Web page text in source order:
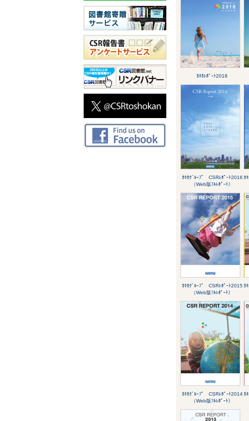
ｶﾈｶﾚﾎﾟｰﾄ2018
ｶﾈｶｸﾞﾙｰﾌﾟ CSRﾚﾎﾟｰﾄ2016
（Web版ﾌﾙﾚﾎﾟｰﾄ）
ｶ
ｶﾈｶｸﾞﾙｰﾌﾟ CSRﾚﾎﾟｰﾄ2015
（Web版ﾌﾙﾚﾎﾟｰﾄ）
ｶ
ｶﾈｶｸﾞﾙｰﾌﾟ CSRﾚﾎﾟｰﾄ2014
（Web版ﾌﾙﾚﾎﾟｰﾄ）
ｶ